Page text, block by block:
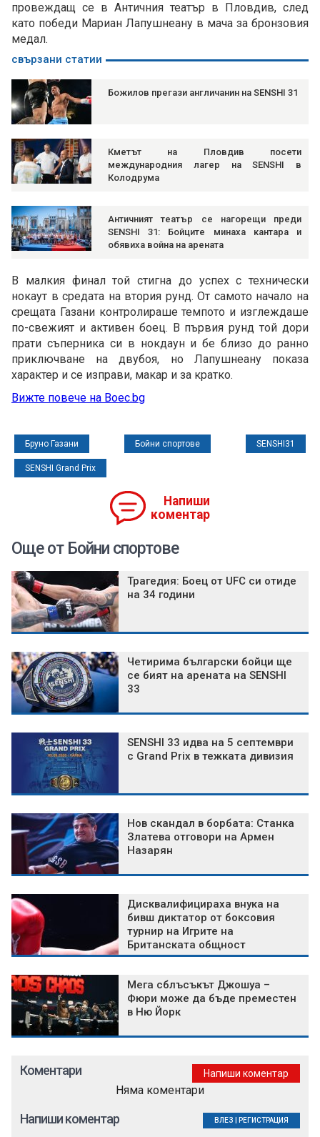
провеждащ се в Античния театър в Пловдив, след
като победи Мариан Лапушнеану в мача за бронзовия
медал.
свързани статии
Божилов прегази англичанин на SENSHI 31
Кметът на Пловдив посети
международния лагер на SENSHI в
Колодрума
Античният театър се нагорещи преди
SENSHI 31: Бойците минаха кантара и
обявиха война на арената
В малкия финал той стигна до успех с технически
нокаут в средата на втория рунд. От самото начало на
срещата Газани контролираше темпото и изглеждаше
по-свежият и активен боец. В първия рунд той дори
прати съперника си в нокдаун и бе близо до ранно
приключване на двубоя, но Лапушнеану показа
характер и се изправи, макар и за кратко.
Вижте повече на Boec.bg
Бруно Газани Бойни спортове SENSHI31
SENSHI Grand Prix
Напиши
коментар
Още от Бойни спортове
Трагедия: Боец от UFC си отиде
на 34 години
Четирима български бойци ще
се бият на арената на SENSHI
33
SENSHI 33 идва на 5 септември
с Grand Prix в тежката дивизия
Нов скандал в борбата: Станка
Златева отговори на Армен
Назарян
Дисквалифицираха внука на
бивш диктатор от боксовия
турнир на Игрите на
Британската общност
Мега сблъсъкът Джошуа –
Фюри може да бъде преместен
в Ню Йорк
Коментари Напиши коментар
Няма коментари
Напиши коментар ВЛЕЗ РЕГИСТРАЦИЯ